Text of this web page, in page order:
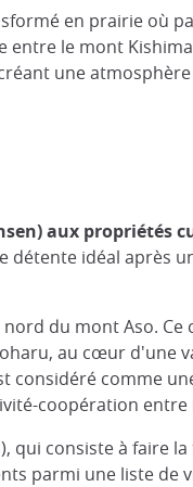
en prairie où
entre le mont
une
aux propriétés
idéal après
du mont Aso. Ce
au cœur d'une
considéré comme
coopération entre
qui consiste à faire
parmi une liste de